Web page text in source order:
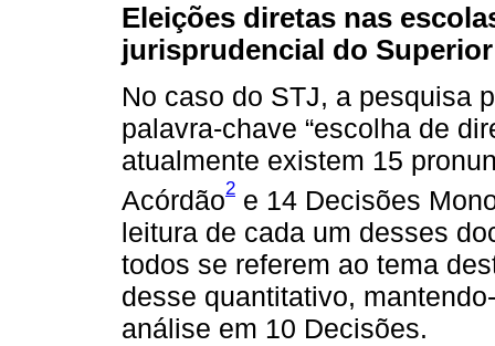
Eleições diretas nas
jurisprudencial do
No caso do STJ, a pesquisa
palavra-chave “escolha de
atualmente existem 15
Acórdão2 e 14 Decisões
leitura de cada um desses
todos se referem ao tema
desse quantitativo,
análise em 10 Decisões.